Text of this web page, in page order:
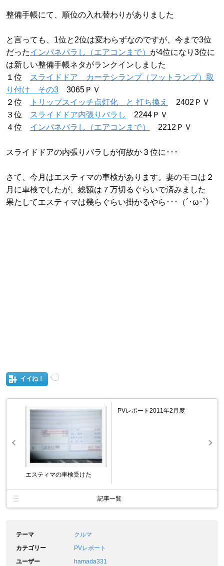
整備手帳にて、順位の入れ替わりがありました
と言っても、1位と2位は変わらずなのですが、今まで3位
だったインパネバラし（エアコンまで） が4位になり3位に
は新しい整備手帳ネタがランクインしました
１位
スライドドア カーテシランプ（フットランプ）取
り付け その3 3065ＰＶ
２位
トリップスイッチ点灯化 と 打ち換え
2402ＰＶ
３位
スライドドア内張りバラし
2244ＰＶ
４位 インパネバラし（エアコンまで） 2212ＰＶ
スライドドアの内張りバラしが何故か３位に･･･
さて、今月はエスティマの車検があります。妻のモコは２
月に車検でしたが、総額は７万切るぐらいで済みました
果たしてエスティマは幾らぐらい掛かるやら･･･（´･ω･`）
イイね！
エスティマの車検受けた
PVレポート2011年2月度
記事一覧
テーマ
クルマ
カテゴリー
PVレポート
ユーザー
hamada331